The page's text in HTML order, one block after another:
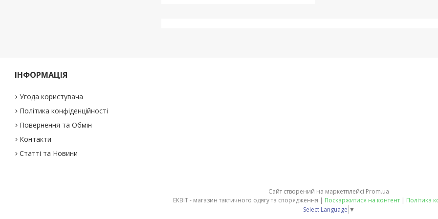
ІНФОРМАЦІЯ
Угода користувача
Політика конфіденційності
Повернення та Обмін
Контакти
Статті та Новини
Сайт створений на маркетплейсі Prom.ua
ЕКВІТ - магазин тактичного одягу та спорядження | Поскаржитися на контент | Політика
Select Language ▼